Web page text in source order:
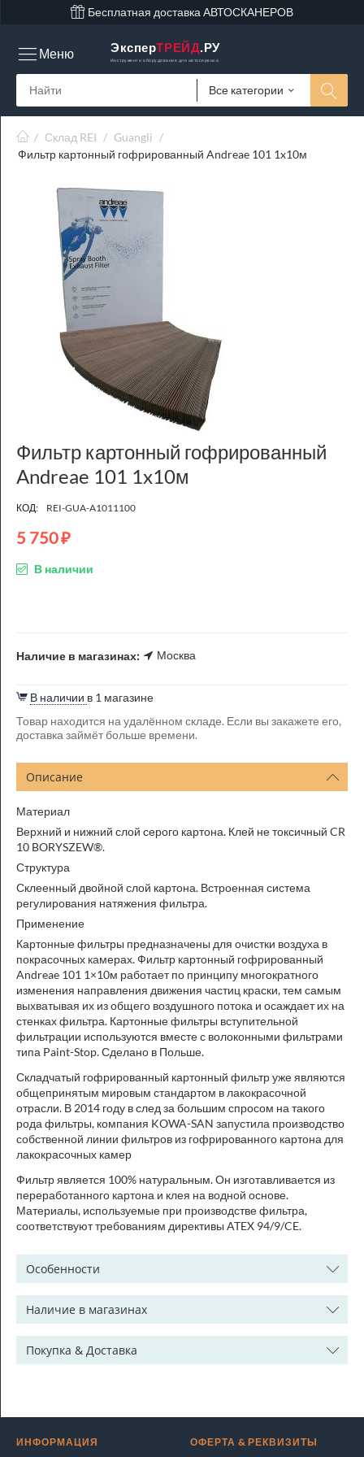
Бесплатная доставка АВТОСКАНЕРОВ
ЭксперТРЕЙД.РУ
Инструмент и оборудование для автосервиса
Все категории
Меню
/ Склад REI / Guangli /
Фильтр картонный гофрированный Andreae 101 1x10м
Фильтр картонный гофрированный
Andreae 101 1x10м
КОД: REI-GUA-A1011100
5 750₽
В наличии
Наличие в магазинах: Москва
В наличии в 1 магазине
Товар находится на удалённом складе. Если вы закажете его,
доставка займёт больше времени.
Описание
Материал
Верхний и нижний слой серого картона. Клей не токсичный CR
10 BORYSZEW®.
Структура
Склеенный двойной слой картона. Встроенная система
регулирования натяжения фильтра.
Применение
Картонные фильтры предназначены для очистки воздуха в
покрасочных камерах. Фильтр картонный гофрированный
Andreae 101 1×10м работает по принципу многократного
изменения направления движения частиц краски, тем самым
выхватывая их из общего воздушного потока и осаждает их на
стенках фильтра. Картонные фильтры вступительной
фильтрации используются вместе с волоконными фильтрами
типа Paint-Stop. Сделано в Польше.
Складчатый гофрированный картонный фильтр уже являются
общепринятым мировым стандартом в лакокрасочной
отрасли. В 2014 году в след за большим спросом на такого
рода фильтры, компания KOWA-SAN запустила производство
собственной линии фильтров из гофрированного картона для
лакокрасочных камер
Фильтр является 100% натуральным. Он изготавливается из
переработанного картона и клея на водной основе.
Материалы, используемые при производстве фильтра,
соответствуют требованиям директивы ATEX 94/9/CE.
Особенности
Наличие в магазинах
Покупка & Доставка
ИНФОРМАЦИЯ ОФЕРТА & РЕКВИЗИТЫ